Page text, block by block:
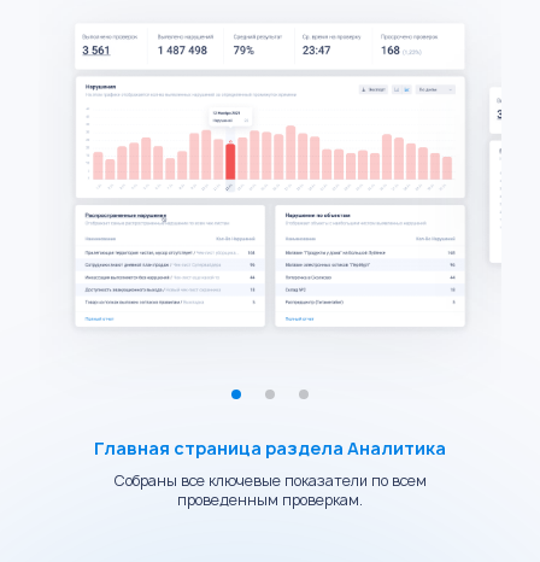
Главная страница раздела Аналитика
Собраны все ключевые показатели по всем
проведенным проверкам.